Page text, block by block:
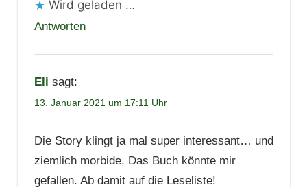
Wird geladen …
Antworten
Eli sagt:
13. Januar 2021 um 17:11 Uhr
Die Story klingt ja mal super interessant… und
ziemlich morbide. Das Buch könnte mir
gefallen. Ab damit auf die Leseliste!